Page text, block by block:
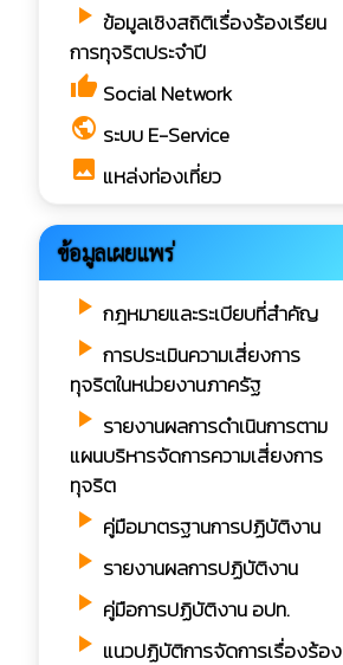
play_arrow ข้อมูลเชิงสถิติเรื่องร้องเรียน
การทุจริตประจำปี
thumb_up Social Network
public ระบบ E-Service
image แหล่งท่องเที่ยว
ข้อมูลเผยแพร่
play_arrow กฎหมายและระเบียบที่สำคัญ
play_arrow การประเมินความเสี่ยงการ
ทุจริตในหน่วยงานภาครัฐ
play_arrow รายงานผลการดำเนินการตาม
แผนบริหารจัดการความเสี่ยงการ
ทุจริต
play_arrow คู่มือมาตรฐานการปฏิบัติงาน
play_arrow รายงานผลการปฏิบัติงาน
play_arrow คู่มือการปฏิบัติงาน อปท.
play_arrow แนวปฏิบัติการจัดการเรื่องร้อง